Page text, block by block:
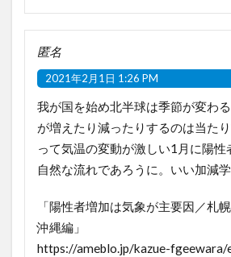
匿名
2021年2月1日 1:26 PM
我が国を始め北半球は季節が変わ
が増えたり減ったりするのは当た
って気温の変動が激しい1月に陽性
自然な流れであろうに。いい加減
「陽性者増加は気象が主要因／札
沖縄編」
https://ameblo.jp/kazue-fgeewara/